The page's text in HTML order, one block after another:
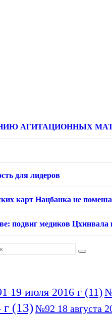
АГИТАЦИОННЫХ
для лидеров
карт Нацбанка не
подвиг медиков Цхинвала
19 июля 2016 г (11)
(13)№92 18 августа